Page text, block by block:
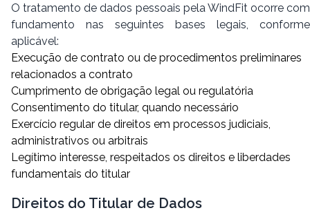
O tratamento de dados pessoais pela WindFit ocorre com
fundamento nas seguintes bases legais, conforme
aplicável:
Execução de contrato ou de procedimentos preliminares
relacionados a contrato
Cumprimento de obrigação legal ou regulatória
Consentimento do titular, quando necessário
Exercício regular de direitos em processos judiciais,
administrativos ou arbitrais
Legítimo interesse, respeitados os direitos e liberdades
fundamentais do titular
Direitos do Titular de Dados